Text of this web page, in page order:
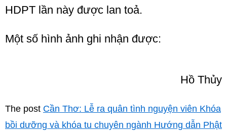
HDPT lần này được lan toả.
Một số hình ảnh ghi nhận được:
Hồ Thủy
The post Cần Thơ: Lễ ra quân tình nguyện viên Khóa
bồi dưỡng và khóa tu chuyên ngành Hướng dẫn Phật